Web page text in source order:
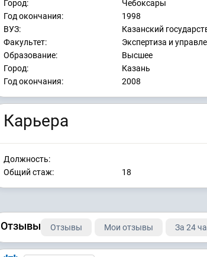
Город:
Чебоксары
Год окончания:
1998
ВУЗ:
Казанский
Факультет:
Экспертиза и
Образование:
Высшее
Город:
Казань
Год окончания:
2008
Карьера
Должность:
Общий стаж:
18
Отзывы Отзывы Мои отзывы За 24